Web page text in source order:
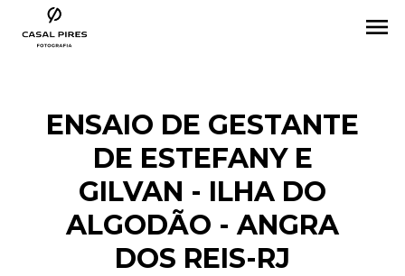
menu
ENSAIO DE GESTANTE
DE ESTEFANY E
GILVAN - ILHA DO
ALGODÃO - ANGRA
DOS REIS-RJ